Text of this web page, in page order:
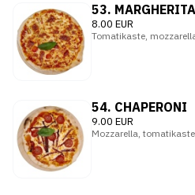
53. MARGHERITA
8.00 EUR
Tomatikaste,
54. CHAPERONI
9.00 EUR
Mozzarella,